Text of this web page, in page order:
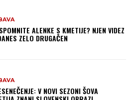
ALENKE S KMETIJE? NJEN VIDEZ
ZELO DRUGAČEN
V NOVI SEZONI ŠOVA